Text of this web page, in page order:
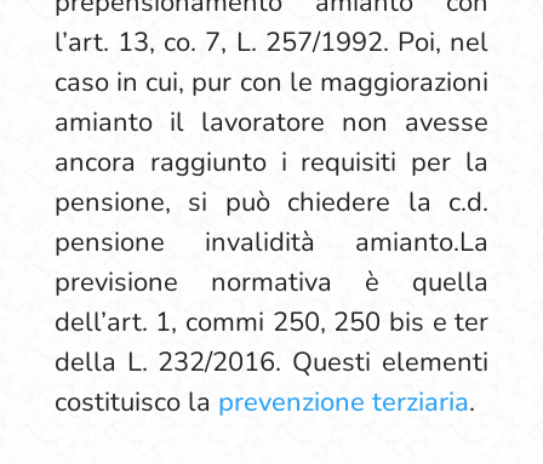
l’art. 13, co. 7, L. 257/1992. Poi, nel
caso in cui, pur con le maggiorazioni
amianto il lavoratore non avesse
ancora raggiunto i requisiti per la
pensione, si può chiedere la c.d.
pensione invalidità amianto.La
previsione normativa è quella
dell’art. 1, commi 250, 250 bis e ter
della L. 232/2016. Questi elementi
costituisco la prevenzione terziaria.